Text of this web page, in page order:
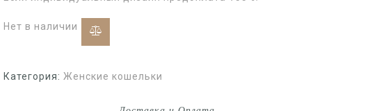
Нет в наличии
Категория:Женские кошельки